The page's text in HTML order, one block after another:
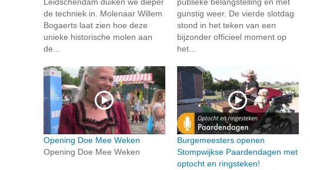
de techniek in. Molenaar Willem
Bogaerts laat zien hoe deze
unieke historische molen aan
de...
gunstig weer. De vierde slotdag
stond in het teken van een
bijzonder officieel moment op
het...
Opening Doe Mee Weken
Opening Doe Mee Weken
Burgemeesters openen
Stompwijkse Paardendagen met
optocht en ringsteken!